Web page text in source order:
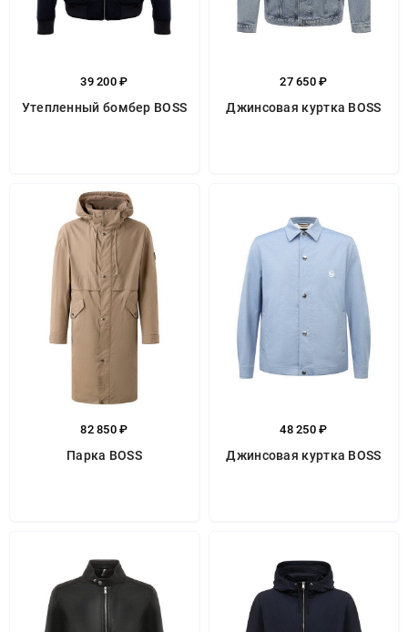
39 200 ₽
Утепленный бомбер BOSS
27 650 ₽
Джинсовая куртка BOSS
82 850 ₽
Парка BOSS
48 250 ₽
Джинсовая куртка BOSS